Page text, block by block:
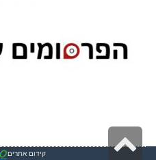
קידום אתרים
גלילה